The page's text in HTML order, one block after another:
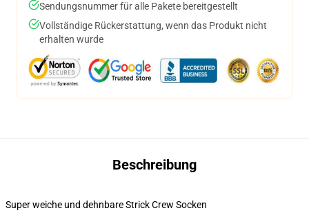
Sendungsnummer für alle Pakete bereitgestellt
Vollständige Rückerstattung, wenn das Produkt nicht
erhalten wurde
Beschreibung
Super weiche und dehnbare Strick Crew Socken